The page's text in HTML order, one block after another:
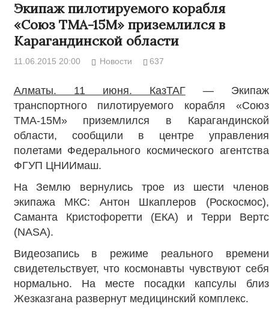
Экипаж пилотируемого корабля
«Союз ТМА-15М» приземлился в
Карагандинской области
11.06.2015 20:00 Новости 637
Алматы. 11 июня. КазТАГ— Экипаж
транспортного пилотируемого корабля «Союз
ТМА-15М» приземлился в Карагандинской
области, сообщили в центре управления
полетами Федерального космического агентства
ФГУП ЦНИИмаш.
На Землю вернулись трое из шести членов
экипажа МКС: Антон Шкаплеров (Роскосмос),
Саманта Кристофоретти (ЕКА) и Терри Вертс
(NASA).
Видеозапись в режиме реального времени
свидетельствует, что космонавты чувствуют себя
нормально. На месте посадки капсулы близ
Жезказгана развернут медицинский комплекс.